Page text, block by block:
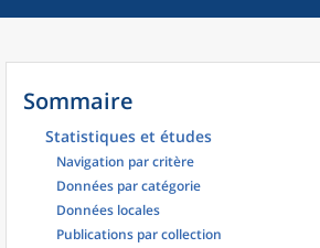
Sommaire
Statistiques et études
Navigation par critère
Données par catégorie
Données locales
Publications par collection